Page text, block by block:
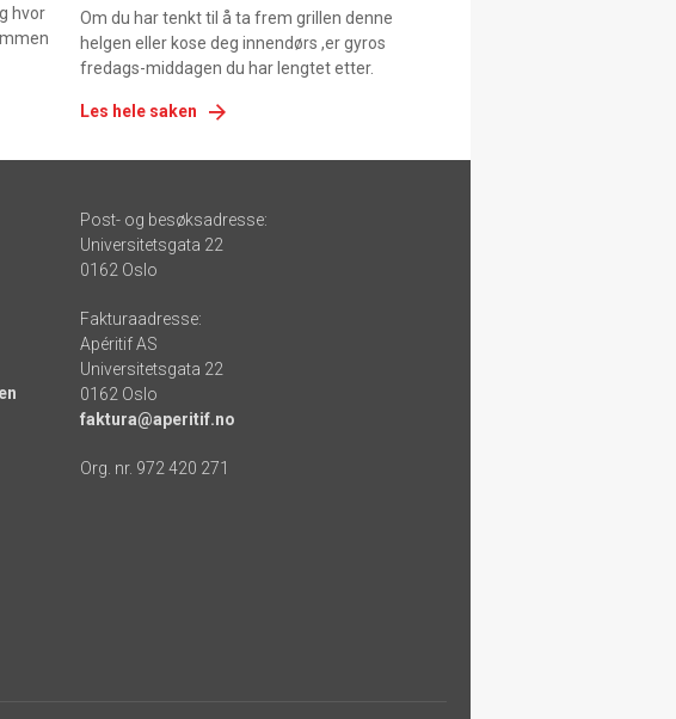
hvor
Om du har tenkt til å ta frem grillen denne
helgen eller kose deg innendørs ,er gyros
fredags-middagen du har lengtet etter.
Les hele saken
Post- og besøksadresse:
Universitetsgata 22
0162 Oslo
Fakturaadresse:
Apéritif AS
Universitetsgata 22
0162 Oslo
faktura@aperitif.no
Org. nr. 972 420 271